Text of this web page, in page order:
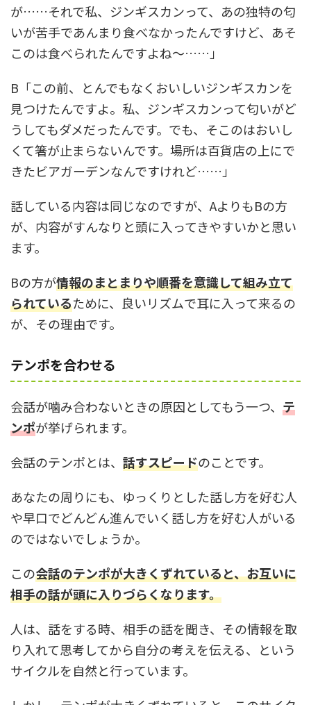
が……それで私、ジンギスカンって、あの独特の匂
いが苦手であんまり食べなかったんですけど、あそ
このは食べられたんですよね～……」
B「この前、とんでもなくおいしいジンギスカンを
見つけたんですよ。私、ジンギスカンって匂いがど
うしてもダメだったんです。でも、そこのはおいし
くて箸が止まらないんです。場所は百貨店の上にで
きたビアガーデンなんですけれど……」
話している内容は同じなのですが、AよりもBの方
が、内容がすんなりと頭に入ってきやすいかと思い
ます。
Bの方が情報のまとまりや順番を意識して組み立て
られているために、良いリズムで耳に入って来るの
が、その理由です。
テンポを合わせる
会話が噛み合わないときの原因としてもう一つ、 テ
ンポが挙げられます。
会話のテンポとは、 話すスピードのことです。
あなたの周りにも、ゆっくりとした話し方を好む人
や早口でどんどん進んでいく話し方を好む人がいる
のではないでしょうか。
この会話のテンポが大きくずれていると、お互いに
相手の話が頭に入りづらくなります。
人は、話をする時、相手の話を聞き、その情報を取
り入れて思考してから自分の考えを伝える、という
サイクルを自然と行っています。